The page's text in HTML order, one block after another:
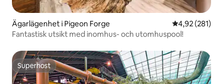
Ägarlägenhet i Pigeon Forge 4,92 av 5 i
4,92 (281)
Fantastisk utsikt med inomhus- och utomhuspool!
Superhost
Superhost